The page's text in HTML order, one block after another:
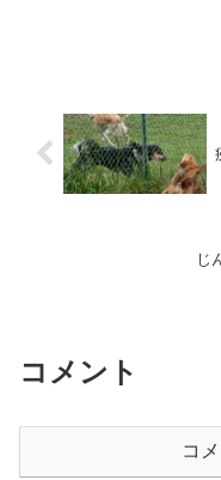
じ
コメント
コ